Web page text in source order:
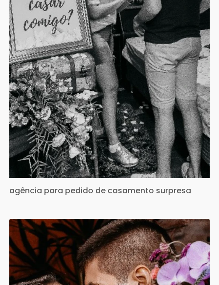
agência para pedido de casamento surpresa